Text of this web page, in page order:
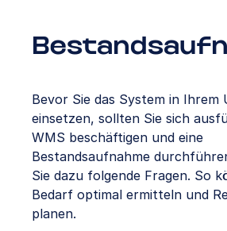
Bevor Sie das System in Ihrem
einsetzen, sollten Sie sich
WMS beschäftigen und eine
Bestandsaufnahme
Sie dazu folgende Fragen. So
Bedarf optimal ermitteln und
planen.